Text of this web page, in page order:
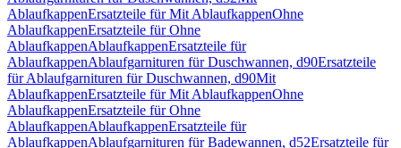
AblaufkappenErsatzteile für Mit AblaufkappenOhne
AblaufkappenErsatzteile für Ohne
AblaufkappenAblaufkappenErsatzteile für
AblaufkappenAblaufgarnituren für Duschwannen, d90Ersatzteile
für Ablaufgarnituren für Duschwannen, d90Mit
AblaufkappenErsatzteile für Mit AblaufkappenOhne
AblaufkappenErsatzteile für Ohne
AblaufkappenAblaufkappenErsatzteile für
AblaufkappenAblaufgarnituren für Badewannen, d52Ersatzteile für